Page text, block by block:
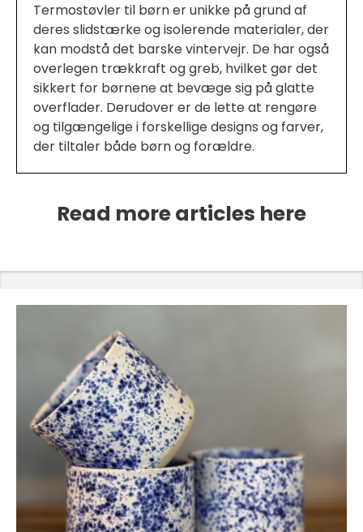
Termostøvler til børn er unikke på grund af
deres slidstærke og isolerende materialer, der
kan modstå det barske vintervejr. De har også
overlegen trækkraft og greb, hvilket gør det
sikkert for børnene at bevæge sig på glatte
overflader. Derudover er de lette at rengøre
og tilgængelige i forskellige designs og farver,
der tiltaler både børn og forældre.
Read more articles here